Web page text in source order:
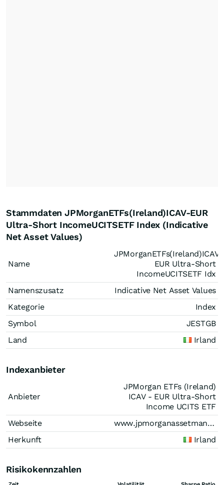
Stammdaten JPMorganETFs(Ireland)ICAV-EUR
Ultra-Short IncomeUCITSETF Index (Indicative
Net Asset Values)
Name
JPMorganETFs(Ireland)ICAV-
EUR Ultra-Short
IncomeUCITSETF Idx
Namenszusatz
Indicative Net Asset Values
Kategorie
Index
Symbol
JESTGB
Land
Irland
Indexanbieter
Anbieter
JPMorgan ETFs (Ireland)
ICAV - EUR Ultra-Short
Income UCITS ETF
Webseite
www.jpmorganassetmanagement.ie
Herkunft
Irland
Risikokennzahlen